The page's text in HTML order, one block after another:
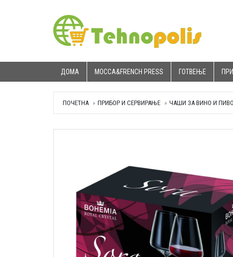
ДОМА MOCCA&FRENCH PRESS ГОТВЕЊЕ
ПОЧЕТНА ПРИБОР И СЕРВИРАЊЕ ЧАШИ ЗА ВИНО И ПИВО